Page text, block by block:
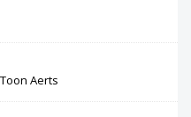
Aerts